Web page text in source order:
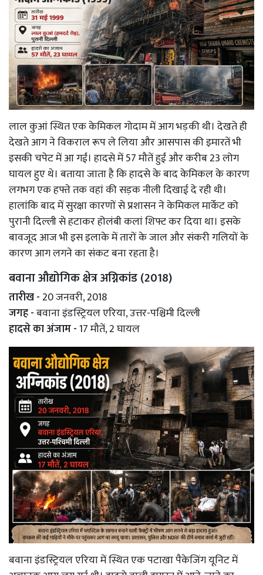
लाल कुआं स्थित एक केमिकल गोदाम में आग भड़की थी। देखते ही
देखते आग ने विकराल रूप ले लिया और आसपास की इमारतें भी
इसकी चपेट में आ गईं। हादसे में 57 मौतें हुईं और करीब 23 लोग
घायल हुए थे। बताया जाता है कि हादसे के बाद केमिकल के कारण
लगभग एक हफ्ते तक वहां की सड़क नीली दिखाई दे रही थी।
हालांकि बाद में सुरक्षा कारणों से प्रशासन ने केमिकल मार्केट को
पुरानी दिल्ली से हटाकर होलंबी कलां शिफ्ट कर दिया था। इसके
बावजूद आज भी इस इलाके में तारों के जाल और संकरी गलियों के
कारण आग लगने का संकट बना रहता है।
बवाना औद्योगिक क्षेत्र अग्निकांड (2018)
तारीख - 20 जनवरी, 2018
जगह -बवाना इंडस्ट्रियल एरिया, उत्तर-पश्चिमी दिल्ली
हादसे का अंजाम -17 मौतें, 2 घायल
बवाना इंडस्ट्रियल एरिया में स्थित एक पटाखा पैकेजिंग यूनिट में